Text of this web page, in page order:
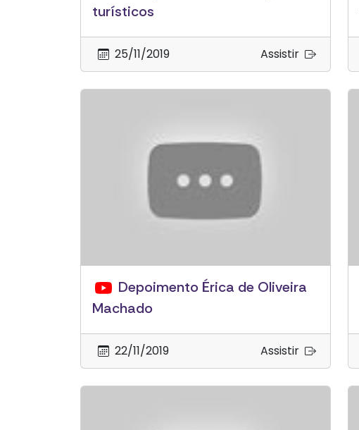
turísticos
25/11/2019 Assistir
Depoimento Érica de Oliveira
Machado
22/11/2019 Assistir